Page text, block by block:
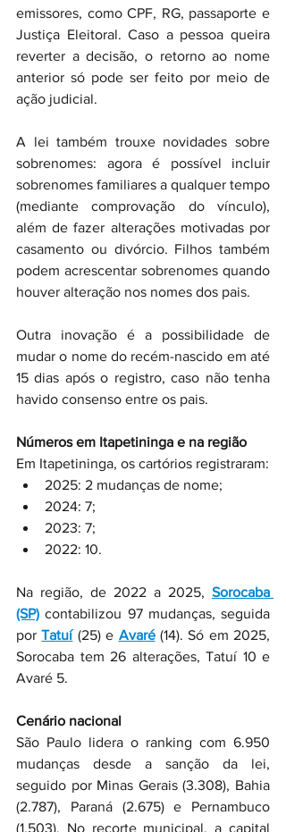
emissores, como CPF, RG, passaporte e
Justiça Eleitoral. Caso a pessoa queira
reverter a decisão, o retorno ao nome
anterior só pode ser feito por meio de
ação judicial.
A lei também trouxe novidades sobre
sobrenomes: agora é possível incluir
sobrenomes familiares a qualquer tempo
(mediante comprovação do vínculo),
além de fazer alterações motivadas por
casamento ou divórcio. Filhos também
podem acrescentar sobrenomes quando
houver alteração nos nomes dos pais.
Outra inovação é a possibilidade de
mudar o nome do recém-nascido em até
15 dias após o registro, caso não tenha
havido consenso entre os pais.
Números em Itapetininga e na região
Em Itapetininga, os cartórios registraram:
2025: 2 mudanças de nome;
2024: 7;
2023: 7;
2022: 10.
Na região, de 2022 a 2025, Sorocaba
(SP) contabilizou 97 mudanças, seguida
por Tatuí (25) e Avaré (14). Só em 2025,
Sorocaba tem 26 alterações, Tatuí 10 e
Avaré 5.
Cenário nacional
São Paulo lidera o ranking com 6.950
mudanças desde a sanção da lei,
seguido por Minas Gerais (3.308), Bahia
(2.787), Paraná (2.675) e Pernambuco
(1.503). No recorte municipal, a capital